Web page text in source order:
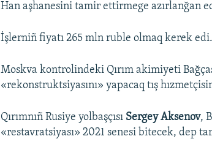
Han aşhanesini tamir ettirmege azırlanğan
İşlerniñ fiyatı 265 mln ruble olmaq kerek edi.
Moskva kontrolindeki Qırım akimiyeti
«rekonstruktsiyasını» yapacaq tış
Qırımnıñ Rusiye yolbaşçısı Sergey Aksenov,
«restavratsiyası» 2021 senesi bitecek, dep